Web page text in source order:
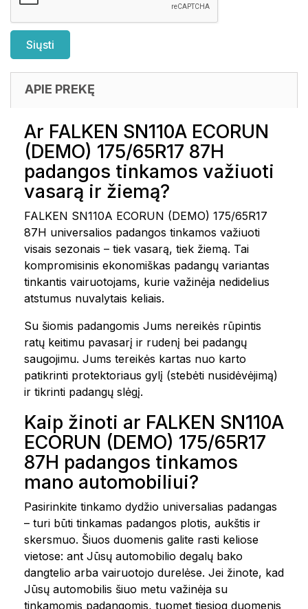
APIE PREKĘ
Ar FALKEN SN110A ECORUN
(DEMO) 175/65R17 87H
padangos tinkamos važiuoti
vasarą ir žiemą?
FALKEN SN110A ECORUN (DEMO) 175/65R17
87H universalios padangos tinkamos važiuoti
visais sezonais – tiek vasarą, tiek žiemą. Tai
kompromisinis ekonomiškas padangų variantas
tinkantis vairuotojams, kurie važinėja nedidelius
atstumus nuvalytais keliais.
Su šiomis padangomis Jums nereikės rūpintis
ratų keitimu pavasarį ir rudenį bei padangų
saugojimu. Jums tereikės kartas nuo karto
patikrinti protektoriaus gylį (stebėti nusidėvėjimą)
ir tikrinti padangų slėgį.
Kaip žinoti ar FALKEN SN110A
ECORUN (DEMO) 175/65R17
87H padangos tinkamos
mano automobiliui?
Pasirinkite tinkamo dydžio universalias padangas
– turi būti tinkamas padangos plotis, aukštis ir
skersmuo. Šiuos duomenis galite rasti keliose
vietose: ant Jūsų automobilio degalų bako
dangtelio arba vairuotojo durelėse. Jei žinote, kad
Jūsų automobilis šiuo metu važinėja su
tinkamomis padangomis, tuomet tiesiog duomenis